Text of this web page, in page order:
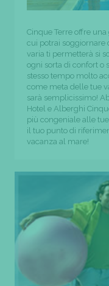
Cinque Terre offre
cui potrai soggiornare
varia ti permetterà si
ogni sorta di confort o
stesso tempo molto
come meta delle tue
sarà semplicissimo!
Hotel e Alberghi
più congeniale alle
il tuo punto di
vacanza al mare!